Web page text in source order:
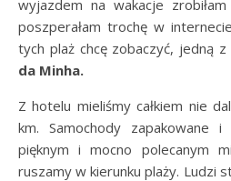
wyjazdem na wakacje
poszperałam trochę w
tych plaż chcę zobaczyć, jedną z
da Minha.
Z hotelu mieliśmy całkiem nie
km. Samochody zapakowane
pięknym i mocno polecanym
ruszamy w kierunku plaży. Ludzi